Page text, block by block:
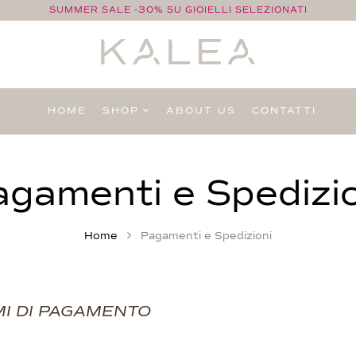
SUMMER SALE -30% SU GIOIELLI SELEZIONATI
HOME SHOP ABOUT US CONTATTI
e
Home Pagamenti e Spedizioni
DI PAGAMENTO